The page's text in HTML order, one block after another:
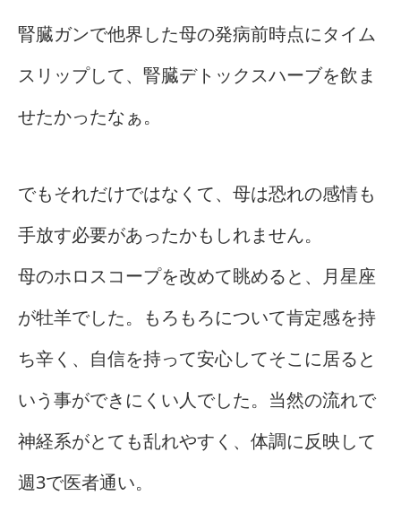
腎臓ガンで他界した母の発病前時点にタイム
スリップして、腎臓デトックスハーブを飲ま
せたかったなぁ。
でもそれだけではなくて、母は恐れの感情も
手放す必要があったかもしれません。
母のホロスコープを改めて眺めると、月星座
が牡羊でした。もろもろについて肯定感を持
ち辛く、自信を持って安心してそこに居ると
いう事ができにくい人でした。当然の流れで
神経系がとても乱れやすく、体調に反映して
週3で医者通い。